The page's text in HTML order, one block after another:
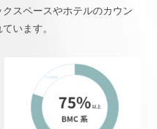
スペースやホテルのカウン
います。